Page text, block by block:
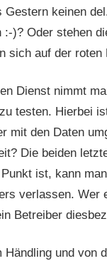
Gestern keinen
:-)? Oder stehen
sich auf der roten
Dienst nimmt
testen. Hierbei
mit den Daten
Die beiden
ist, kann
verlassen. Wer
Betreiber
Händling und von